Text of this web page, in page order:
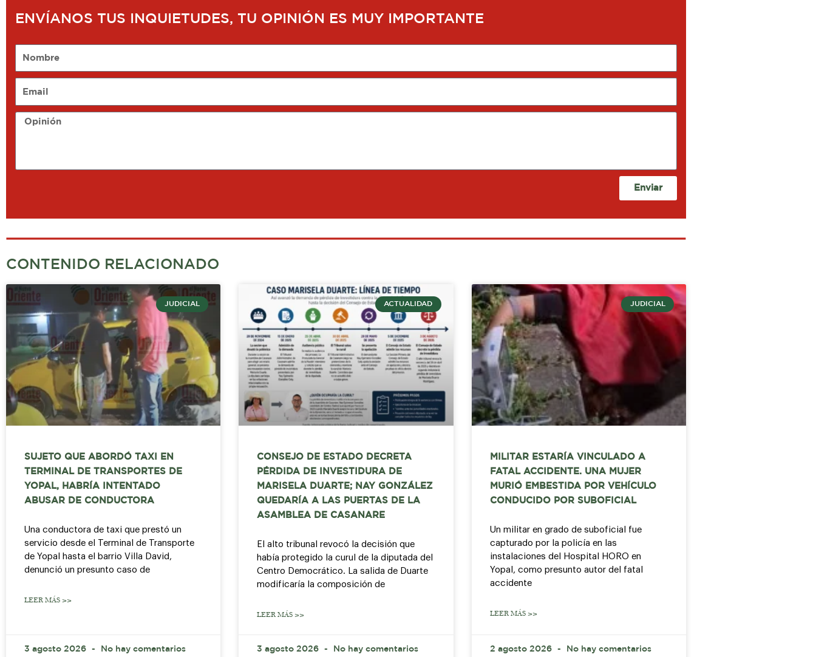
ENVÍANOS TUS INQUIETUDES, TU OPINIÓN ES MUY IMPORTANTE
Opinión
Enviar
CONTENIDO RELACIONADO
JUDICIAL
SUJETO QUE ABORDÓ TAXI EN
TERMINAL DE TRANSPORTES DE
YOPAL, HABRÍA INTENTADO
ABUSAR DE CONDUCTORA
Una conductora de taxi que prestó un
servicio desde el Terminal de Transporte
de Yopal hasta el barrio Villa David,
denunció un presunto caso de
LEER MÁS >>
3 agosto 2026 No hay comentarios
ACTUALIDAD
CONSEJO DE ESTADO DECRETA
PÉRDIDA DE INVESTIDURA DE
MARISELA DUARTE; NAY GONZÁLEZ
QUEDARÍA A LAS PUERTAS DE LA
ASAMBLEA DE CASANARE
El alto tribunal revocó la decisión que
había protegido la curul de la diputada del
Centro Democrático. La salida de Duarte
modificaría la composición de
LEER MÁS >>
3 agosto 2026 No hay comentarios
JUDICIAL
MILITAR ESTARÍA VINCULADO A
FATAL ACCIDENTE. UNA MUJER
MURIÓ EMBESTIDA POR VEHÍCULO
CONDUCIDO POR SUBOFICIAL
Un militar en grado de suboficial fue
capturado por la policía en las
instalaciones del Hospital HORO en
Yopal, como presunto autor del fatal
accidente
LEER MÁS >>
2 agosto 2026 No hay comentarios